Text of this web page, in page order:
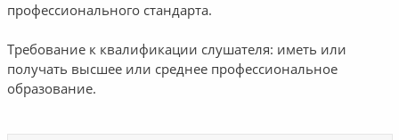
профессионального стандарта.
Требование к квалификации слушателя: иметь или
получать высшее или среднее профессиональное
образование.